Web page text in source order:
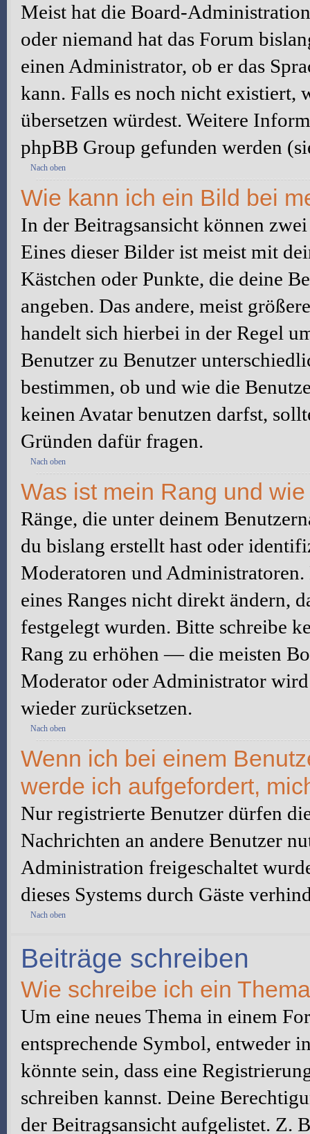
Meist hat die Board-
oder niemand hat das Forum
einen Administrator, ob er das
kann. Falls es noch nicht existiert,
übersetzen würdest. Weitere
phpBB Group gefunden werden
Nach oben
Wie kann ich ein Bild bei
In der Beitragsansicht können
Eines dieser Bilder ist meist mit
Kästchen oder Punkte, die deine
angeben. Das andere, meist
handelt sich hierbei in der Regel
Benutzer zu Benutzer
bestimmen, ob und wie die
keinen Avatar benutzen darfst,
Gründen dafür fragen.
Nach oben
Was ist mein Rang und
Ränge, die unter deinem
du bislang erstellt hast oder
Moderatoren und
eines Ranges nicht direkt ändern,
festgelegt wurden. Bitte schreibe
Rang zu erhöhen — die meisten
Moderator oder Administrator
wieder zurücksetzen.
Nach oben
Wenn ich bei einem
werde ich aufgefordert,
Nur registrierte Benutzer dürfen
Nachrichten an andere Benutzer
Administration freigeschaltet
dieses Systems durch Gäste
Nach oben
Beiträge schreiben
Wie schreibe ich ein
Um eine neues Thema in einem
entsprechende Symbol, entweder
könnte sein, dass eine
schreiben kannst. Deine
der Beitragsansicht aufgelistet. Z.